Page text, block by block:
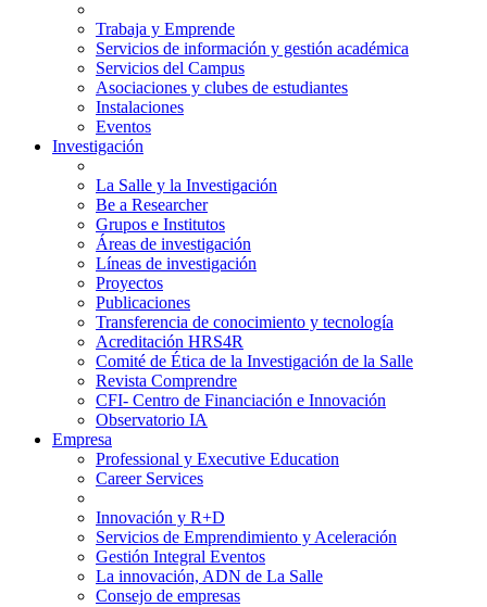
Trabaja y Emprende
Servicios de información y gestión académica
Servicios del Campus
Asociaciones y clubes de estudiantes
Instalaciones
Eventos
Investigación
La Salle y la Investigación
Be a Researcher
Grupos e Institutos
Áreas de investigación
Líneas de investigación
Proyectos
Publicaciones
Transferencia de conocimiento y tecnología
Acreditación HRS4R
Comité de Ética de la Investigación de la Salle
Revista Comprendre
CFI- Centro de Financiación e Innovación
Observatorio IA
Empresa
Professional y Executive Education
Career Services
Innovación y R+D
Servicios de Emprendimiento y Aceleración
Gestión Integral Eventos
La innovación, ADN de La Salle
Consejo de empresas